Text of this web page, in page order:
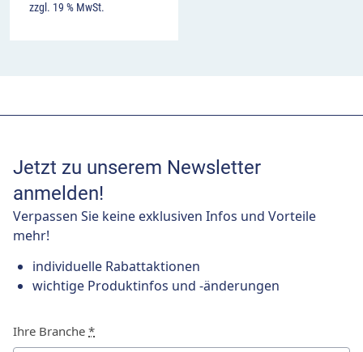
zzgl. 19 % MwSt.
Jetzt zu unserem Newsletter
anmelden!
Verpassen Sie keine exklusiven Infos und Vorteile
mehr!
individuelle Rabattaktionen
wichtige Produktinfos und -änderungen
Ihre Branche *